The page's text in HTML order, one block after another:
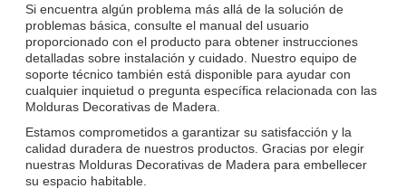
Si encuentra algún problema más allá de la solución de
problemas básica, consulte el manual del usuario
proporcionado con el producto para obtener instrucciones
detalladas sobre instalación y cuidado. Nuestro equipo de
soporte técnico también está disponible para ayudar con
cualquier inquietud o pregunta específica relacionada con las
Molduras Decorativas de Madera.
Estamos comprometidos a garantizar su satisfacción y la
calidad duradera de nuestros productos. Gracias por elegir
nuestras Molduras Decorativas de Madera para embellecer
su espacio habitable.